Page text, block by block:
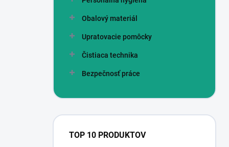
Obalový materiál
Upratovacie pomôcky
Čistiaca technika
Bezpečnosť práce
TOP 10 PRODUKTOV